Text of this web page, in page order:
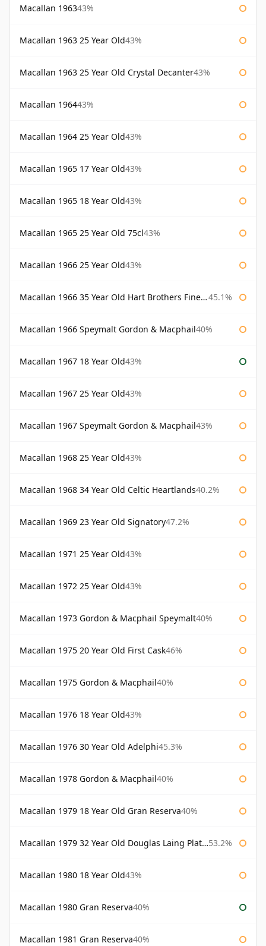
Macallan 196343%
Macallan 1963 25 Year Old43%
Macallan 1963 25 Year Old Crystal Decanter43%
Macallan 196443%
Macallan 1964 25 Year Old43%
Macallan 1965 17 Year Old43%
Macallan 1965 18 Year Old43%
Macallan 1965 25 Year Old 75cl43%
Macallan 1966 25 Year Old43%
Macallan 1966 35 Year Old Hart Brothers Finest Collection 45.1%
Macallan 1966 Speymalt Gordon & Macphail40%
Macallan 1967 18 Year Old43%
Macallan 1967 25 Year Old43%
Macallan 1967 Speymalt Gordon & Macphail43%
Macallan 1968 25 Year Old43%
Macallan 1968 34 Year Old Celtic Heartlands40.2%
Macallan 1969 23 Year Old Signatory47.2%
Macallan 1971 25 Year Old43%
Macallan 1972 25 Year Old43%
Macallan 1973 Gordon & Macphail Speymalt40%
Macallan 1975 20 Year Old First Cask46%
Macallan 1975 Gordon & Macphail40%
Macallan 1976 18 Year Old43%
Macallan 1976 30 Year Old Adelphi45.3%
Macallan 1978 Gordon & Macphail40%
Macallan 1979 18 Year Old Gran Reserva40%
Macallan 1979 32 Year Old Douglas Laing Platinum Platinum Selection 53.2%
Macallan 1980 18 Year Old43%
Macallan 1980 Gran Reserva40%
Macallan 1981 Gran Reserva40%